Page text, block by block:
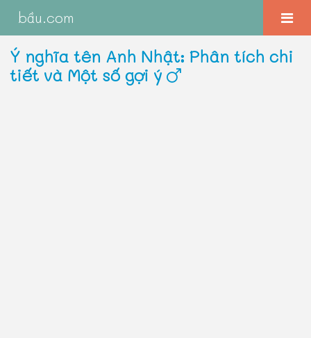
bầu.com
Ý nghĩa tên Anh Nhật: Phân tích chi
tiết và Một số gợi ý